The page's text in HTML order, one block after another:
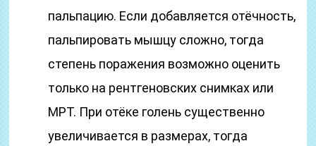
пальпацию. Если добавляется отёчность,
пальпировать мышцу сложно, тогда
степень поражения возможно оценить
только на рентгеновских снимках или
МРТ. При отёке голень существенно
увеличивается в размерах, тогда